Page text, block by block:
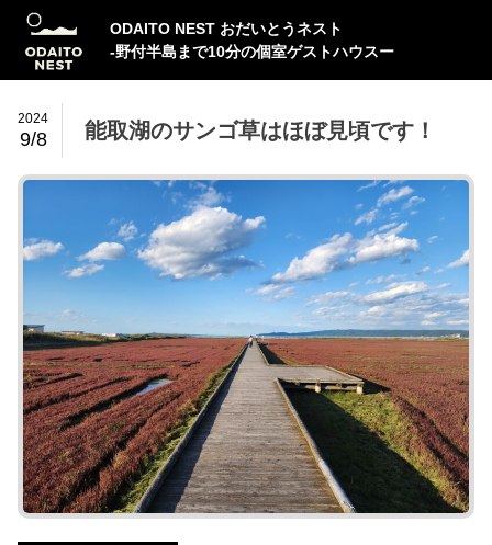
ODAITO NEST おだいとうネスト
-野付半島まで10分の個室ゲストハウスー
能取湖のサンゴ草はほぼ見頃です！
2024
9/8